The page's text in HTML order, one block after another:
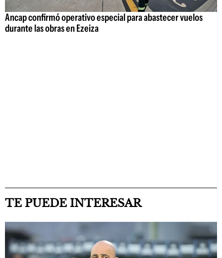
Ancap confirmó operativo especial para abastecer vuelos
durante las obras en Ezeiza
TE PUEDE INTERESAR